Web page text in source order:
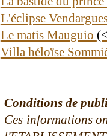
L'éclipse
Le matis Mauguio
Villa héloïse
Conditions de
Ces informations